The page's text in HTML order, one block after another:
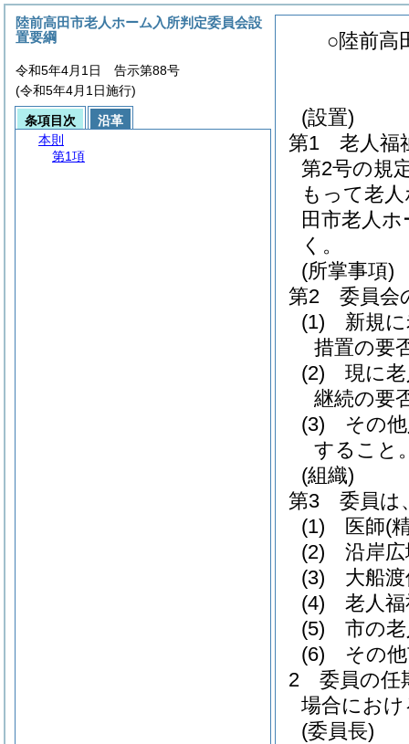
○陸前高
(設置)
第1 老人福
第2号の規
もって老
田市老人
く。
(所掌事項)
第2 委員会
(1) 新規に
措置の要
(2) 現に老
継続の要
(3) その他
すること
(組織)
第3 委員は
(1) 医師(
(2) 沿岸広
(3) 大船渡
(4) 老人福
(5) 市の老
(6) その他
2 委員の任
場合にお
(委員長)
陸前高田市老人ホーム入所判定委員会設
置要綱
令和5年4月1日 告示第88号
(令和5年4月1日施行)
条項目次
沿革
本則
第1項